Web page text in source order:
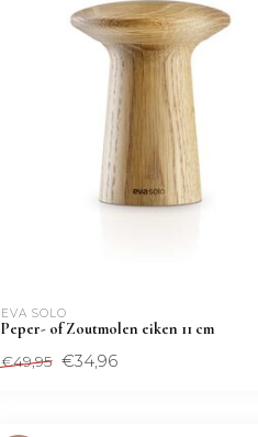
EVA SOLO
Peper- of Zoutmolen eiken 11 cm
€49,95 €34,96